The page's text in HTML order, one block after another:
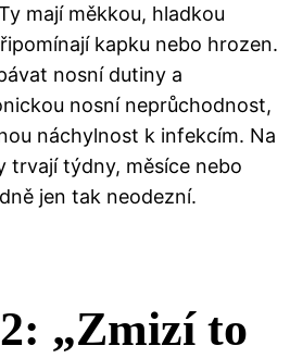
mají měkkou, hladkou
kapku nebo hrozen.
nosní dutiny a
nosní neprůchodnost,
náchylnost k infekcím. Na
trvají týdny, měsíce nebo
jen tak neodezní.
„Zmizí to